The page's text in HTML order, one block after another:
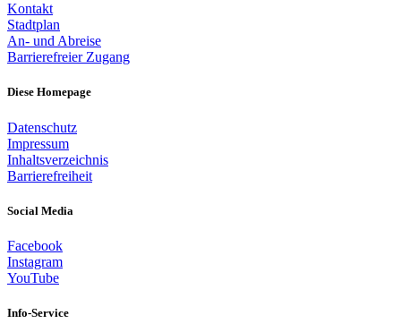
Kontakt
Stadtplan
An- und Abreise
Barrierefreier Zugang
Diese Homepage
Datenschutz
Impressum
Inhaltsverzeichnis
Barrierefreiheit
Social Media
Facebook
Instagram
YouTube
Info-Service